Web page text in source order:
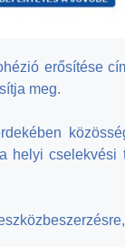
erősítése
meg.
helyi cselekvési